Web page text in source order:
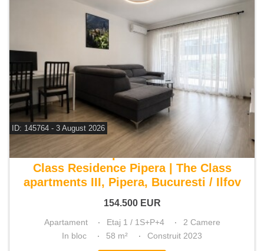
ID: 145764 - 3 August 2026
De vanzare apartament 2 camere
Class Residence Pipera | The Class
apartments III, Pipera, Bucuresti / Ilfov
154.500 EUR
Apartament Etaj 1 / 1S+P+4
2 Camere
In bloc
58 m² Construit 2023